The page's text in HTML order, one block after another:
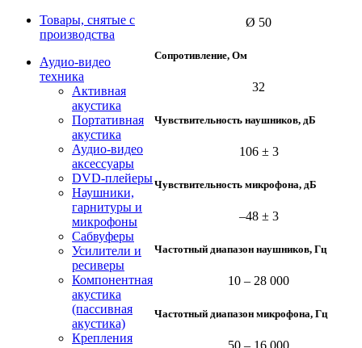
Товары, снятые с
производства
Аудио-видео
техника
Активная
акустика
Портативная
акустика
Аудио-видео
аксессуары
DVD-плейеры
Наушники,
гарнитуры и
микрофоны
Сабвуферы
Усилители и
ресиверы
Компонентная
акустика
(пассивная
акустика)
Крепления
Ø 50
Сопротивление, Ом
32
Чувствительность наушников, дБ
106 ± 3
Чувствительность микрофона, дБ
–48 ± 3
Частотный диапазон наушников, Гц
10 – 28 000
Частотный диапазон микрофона, Гц